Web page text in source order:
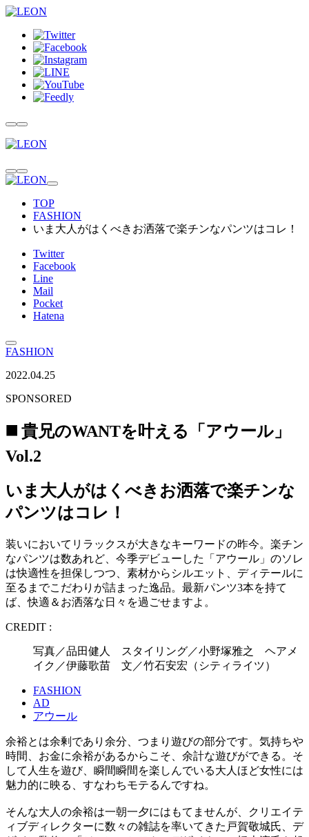
TOP
FASHION
いま大人がはくべきお洒落で楽チンなパンツはコレ！
Twitter
Facebook
Line
Mail
Pocket
Hatena
FASHION
2022.04.25
SPONSORED
◼️ 貴兄のWANTを叶える「アウール」
Vol.2
いま大人がはくべきお洒落で楽チンな
パンツはコレ！
装いにおいてリラックスが大きなキーワードの昨今。楽チン
なパンツは数あれど、今季デビューした「アウール」のソレ
は快適性を担保しつつ、素材からシルエット、ディテールに
至るまでこだわりが詰まった逸品。最新パンツ3本を持て
ば、快適＆お洒落な日々を過ごせますよ。
CREDIT :
写真／品田健人 スタイリング／小野塚雅之 ヘアメ
イク／伊藤歌苗 文／竹石安宏（シティライツ）
FASHION
AD
アウール
余裕とは余剰であり余分、つまり遊びの部分です。気持ちや
時間、お金に余裕があるからこそ、余計な遊びができる。そ
して人生を遊び、瞬間瞬間を楽しんでいる大人ほど女性には
魅力的に映る、すなわちモテるんですね。
そんな大人の余裕は一朝一夕にはもてませんが、クリエイテ
ィブディレクターに数々の雑誌を率いてきた戸賀敬城氏、デ